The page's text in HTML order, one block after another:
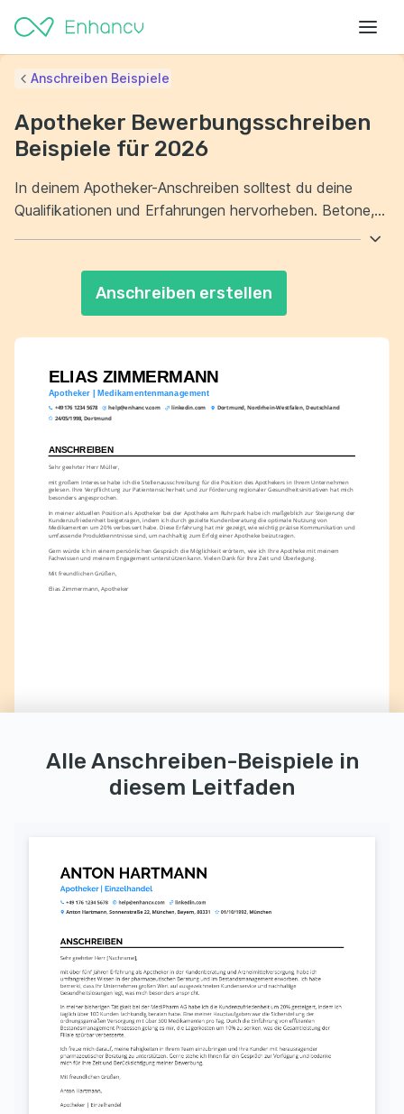
ELIAS ZIMMERMANN
Apotheker | Medikamentenmanagement
+49 176 1234 5678 help@enhancv.com linkedin.com
Dortmund, Nordrhein-Westfalen, Deutschland
24/05/1998, Dortmund
ANSCHREIBEN
Sehr geehrter Herr Müller,
mit großem Interesse habe ich die Stellenausschreibung für die Position des Apothekers in Ihrem Unternehmen
gelesen. Ihre Verpflichtung zur Patientensicherheit und zur Förderung regionaler Gesundheitsinitiativen hat mich
besonders angesprochen.
In meiner aktuellen Position als Apotheker bei der Apotheke am Ruhrpark habe ich maßgeblich zur Steigerung der
Kundenzufriedenheit beigetragen, indem ich durch gezielte Kundenberatung die optimale Nutzung von
Medikamenten um 20% verbessert habe. Diese Erfahrung hat mir gezeigt, wie wichtig präzise Kommunikation und
umfassende Produktkenntnisse sind, um nachhaltig zum Erfolg einer Apotheke beizutragen.
Gern würde ich in einem persönlichen Gespräch die Möglichkeit erörtern, wie ich Ihre Apotheke mit meinem
Fachwissen und meinem Engagement unterstützen kann. Vielen Dank für Ihre Zeit und Überlegung.
Mit freundlichen Grüßen,
Elias Zimmermann, Apotheker
Anschreiben Beispiele
Apotheker Bewerbungsschreiben
Beispiele für 2026
In deinem Apotheker-Anschreiben solltest du deine
Qualifikationen und Erfahrungen hervorheben. Betone,
wie deine Fachkenntnisse in der Pharmazie dir helfen,
ist es wichtig, deine Kommunikationsfähigkeiten zu
präsentieren. Zeige, dass du in der Lage bist, sowohl mit
Anschreiben erstellen
Alle Anschreiben-Beispiele in
diesem Leitfaden